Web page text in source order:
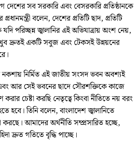
সব সরকারি এবং বেসরকারি প্রতিষ্ঠানকে
বলেন, দেশের প্রতিটি ছাদ, প্রতিটি
যদি পরিচ্ছন্ন জ্বালানির এই অভিযাত্রায় অংশ নেয়,
খুব দ্রুতই একটি সবুজ এবং টেকসই উন্নয়নের
নকশায় নির্মিত এই জাতীয় সংসদ ভবন অবশ্যই
আর সেই ভবনের ছাদে সৌরশক্তিকে কাজে
চেষ্টা করছি নেতৃত্বে কিংবা নীতিতে নয় বরং
হবে। তিনি বলেন, বাংলাদেশ জ্বালানিতে
করছে। আমাদের অর্থনীতি সম্প্রসারিত হচ্ছে,
দ্রুত গতিতে বৃদ্ধি পাচ্ছে।